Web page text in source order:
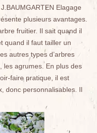
Elagage
plusieurs avantages.
fruitier. Il sait quand il
quand il faut tailler un
autres types d’arbres
les agrumes. En plus des
faire pratique, il est
donc personnalisables. Il